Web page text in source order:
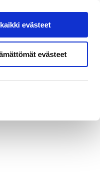
evästeet
evästeet
Hae sivustolta